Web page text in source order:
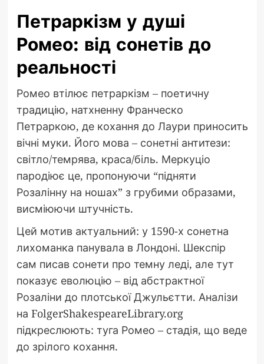
Петраркізм у душі
Ромео: від сонетів до
реальності
Ромео втілює петраркізм – поетичну
традицію, натхненну Франческо
Петраркою, де кохання до Лаури приносить
вічні муки. Його мова – сонетні антитези:
світло/темрява, краса/біль. Меркуціо
пародіює це, пропонуючи “підняти
Розалінну на ношах” з грубими образами,
висміюючи штучність.
Цей мотив актуальний: у 1590-х сонетна
лихоманка панувала в Лондоні. Шекспір
сам писав сонети про темну леді, але тут
показує еволюцію – від абстрактної
Розаліни до плотської Джульєтти. Аналізи
на FolgerShakespeareLibrary.org
підкреслюють: туга Ромео – стадія, що веде
до зрілого кохання.